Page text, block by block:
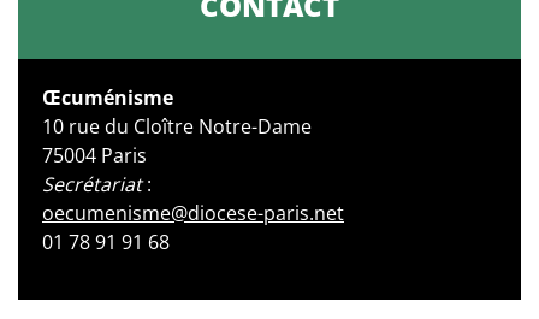
Œcuménisme
10 rue du Cloître Notre-Dame
75004 Paris
Secrétariat:
oecumenisme@diocese-paris.net
01 78 91 91 68